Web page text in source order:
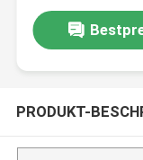
PRODUKT-